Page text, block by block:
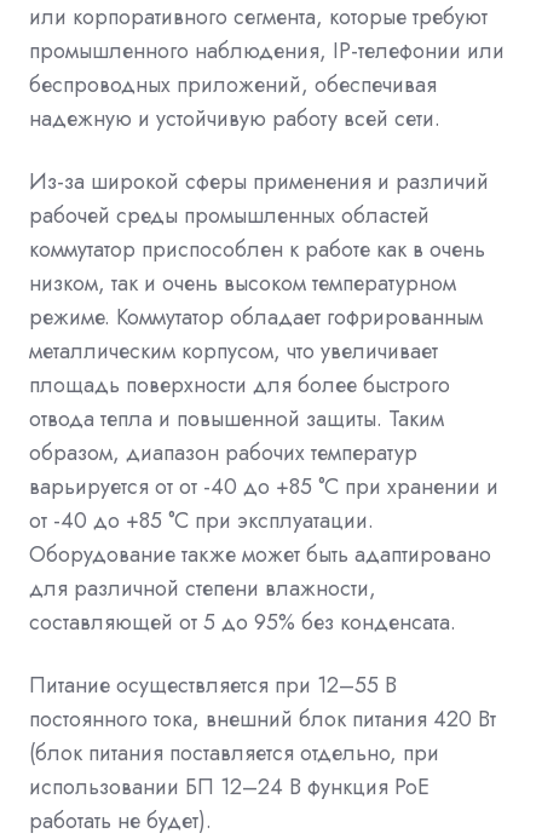
или корпоративного сегмента, которые требуют
промышленного наблюдения, IP-телефонии или
беспроводных приложений, обеспечивая
надежную и устойчивую работу всей сети.
Из-за широкой сферы применения и различий
рабочей среды промышленных областей
коммутатор приспособлен к работе как в очень
низком, так и очень высоком температурном
режиме. Коммутатор обладает гофрированным
металлическим корпусом, что увеличивает
площадь поверхности для более быстрого
отвода тепла и повышенной защиты. Таким
образом, диапазон рабочих температур
варьируется от от -40 до +85 °С при хранении и
от -40 до +85 °С при эксплуатации.
Оборудование также может быть адаптировано
для различной степени влажности,
составляющей от 5 до 95% без конденсата.
Питание осуществляется при 12–55 В
постоянного тока, внешний блок питания 420 Вт
(блок питания поставляется отдельно, при
использовании БП 12–24 В функция PoE
работать не будет).